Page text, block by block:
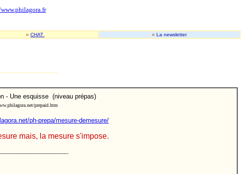
¤ CHAT ¤ La newsletter
- Une esquisse (niveau prépas)
prepaid.htm
ph-prepa/mesure-demesure/
mais, la mesure s'impose.